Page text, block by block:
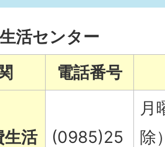
活センター
電話番号
生活
(0985)25
月
除